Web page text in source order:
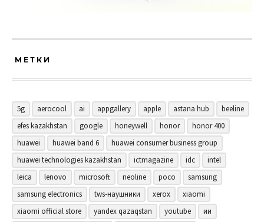
МЕТКИ
5g aerocool ai appgallery apple astana hub
beeline
efes kazakhstan
google honeywell honor
honor 400
huawei
huawei band 6
huawei consumer business group
huawei technologies kazakhstan
ictmagazine idc
intel
leica
lenovo microsoft neoline poco
samsung
samsung electronics
tws-наушники xerox
xiaomi
xiaomi official store
yandex qazaqstan youtube
ии